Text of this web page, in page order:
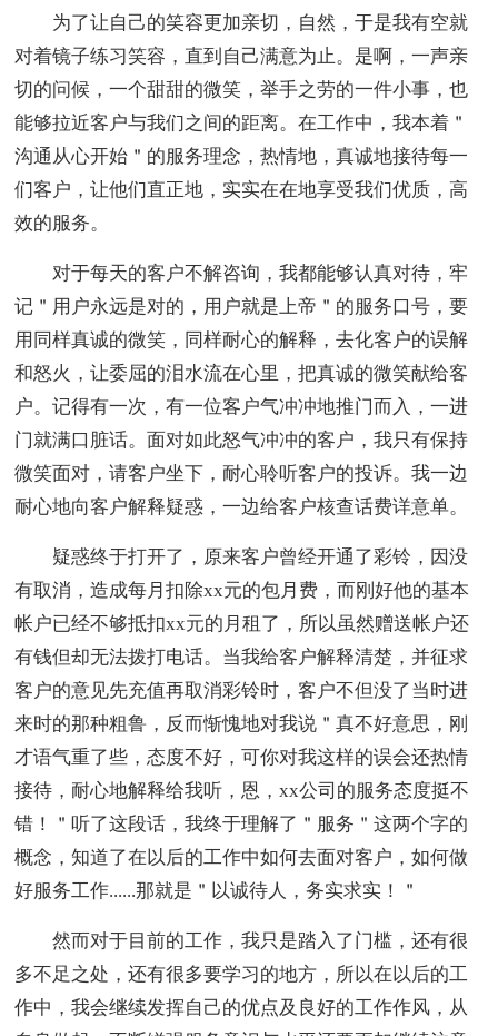
为了让自己的笑容更加亲切，自然，于是我有空就
对着镜子练习笑容，直到自己满意为止。是啊，一声亲
切的问候，一个甜甜的微笑，举手之劳的一件小事，也
能够拉近客户与我们之间的距离。在工作中，我本着＂
沟通从心开始＂的服务理念，热情地，真诚地接待每一
们客户，让他们直正地，实实在在地享受我们优质，高
效的服务。
对于每天的客户不解咨询，我都能够认真对待，牢
记＂用户永远是对的，用户就是上帝＂的服务口号，要
用同样真诚的微笑，同样耐心的解释，去化客户的误解
和怒火，让委屈的泪水流在心里，把真诚的微笑献给客
户。记得有一次，有一位客户气冲冲地推门而入，一进
门就满口脏话。面对如此怒气冲冲的客户，我只有保持
微笑面对，请客户坐下，耐心聆听客户的投诉。我一边
耐心地向客户解释疑惑，一边给客户核查话费详意单。
疑惑终于打开了，原来客户曾经开通了彩铃，因没
有取消，造成每月扣除xx元的包月费，而刚好他的基本
帐户已经不够抵扣xx元的月租了，所以虽然赠送帐户还
有钱但却无法拨打电话。当我给客户解释清楚，并征求
客户的意见先充值再取消彩铃时，客户不但没了当时进
来时的那种粗鲁，反而惭愧地对我说＂真不好意思，刚
才语气重了些，态度不好，可你对我这样的误会还热情
接待，耐心地解释给我听，恩，xx公司的服务态度挺不
错！＂听了这段话，我终于理解了＂服务＂这两个字的
概念，知道了在以后的工作中如何去面对客户，如何做
好服务工作......那就是＂以诚待人，务实求实！＂
然而对于目前的工作，我只是踏入了门槛，还有很
多不足之处，还有很多要学习的地方，所以在以后的工
作中，我会继续发挥自己的优点及良好的工作作风，从